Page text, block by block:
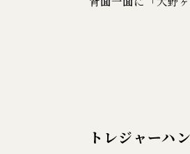
トレジャーハ